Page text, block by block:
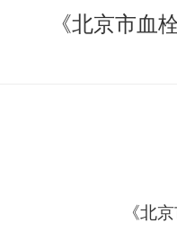
《北京市血
《北